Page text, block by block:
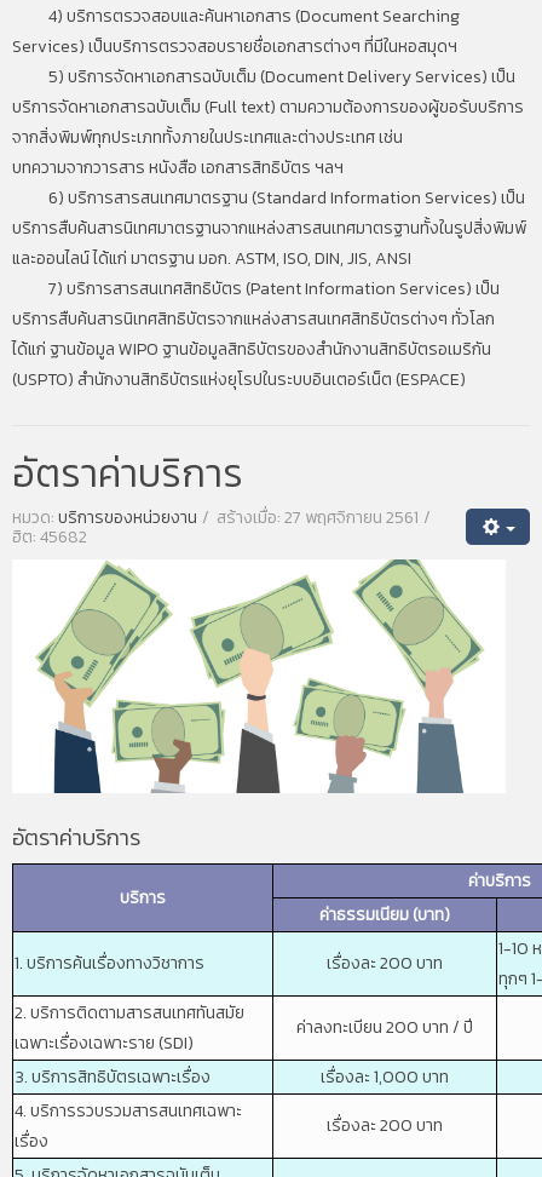
4) บริการตรวจสอบและค้นหาเอกสาร (Document Searching
Services) เป็นบริการตรวจสอบรายชื่อเอกสารต่างๆ ที่มีในหอสมุดฯ
5) บริการจัดหาเอกสารฉบับเต็ม (Document Delivery Services) เป็น
บริการจัดหาเอกสารฉบับเต็ม (Full text) ตามความต้องการของผู้ขอรับบริการ
จากสิ่งพิมพ์ทุกประเภททั้งภายในประเทศและต่างประเทศ เช่น
บทความจากวารสาร หนังสือ เอกสารสิทธิบัตร ฯลฯ
6) บริการสารสนเทศมาตรฐาน (Standard Information Services) เป็น
บริการสืบค้นสารนิเทศมาตรฐานจากแหล่งสารสนเทศมาตรฐานทั้งในรูปสิ่งพิมพ์
และออนไลน์ ได้แก่ มาตรฐาน มอก. ASTM, ISO, DIN, JIS, ANSI
7) บริการสารสนเทศสิทธิบัตร (Patent Information Services) เป็น
บริการสืบค้นสารนิเทศสิทธิบัตรจากแหล่งสารสนเทศสิทธิบัตรต่างๆ ทั่วโลก
ได้แก่ ฐานข้อมูล WIPO ฐานข้อมูลสิทธิบัตรของสำนักงานสิทธิบัตรอเมริกัน
(USPTO) สำนักงานสิทธิบัตรแห่งยุโรปในระบบอินเตอร์เน็ต (ESPACE)
อัตราค่าบริการ
หมวด:บริการของหน่วยงาน สร้างเมื่อ: 27 พฤศจิกายน 2561
ฮิต: 45682
อัตราค่าบริการ
บริการ
ค่าบริการ
ค่าธรรมเนียม (บาท)
1. บริการค้นเรื่องทางวิชาการ
เรื่องละ 200 บาท
1-10
ทุกๆ
2. บริการติดตามสารสนเทศทันสมัย
เฉพาะเรื่องเฉพาะราย (SDI)
ค่าลงทะเบียน 200 บาท / ปี
3. บริการสิทธิบัตรเฉพาะเรื่อง
เรื่องละ 1,000 บาท
4. บริการรวบรวมสารสนเทศเฉพาะ
เรื่อง
เรื่องละ 200 บาท